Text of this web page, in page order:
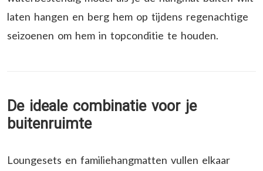
laten hangen en berg hem op tijdens regenachtige
seizoenen om hem in topconditie te houden.
De ideale combinatie voor je
buitenruimte
Loungesets en familiehangmatten vullen elkaar